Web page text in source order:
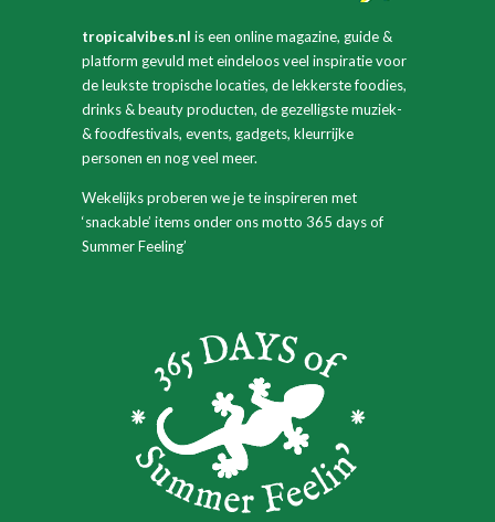
tropicalvibes.nl is een online magazine, guide &
platform gevuld met eindeloos veel inspiratie voor
de leukste tropische locaties, de lekkerste foodies,
drinks & beauty producten, de gezelligste muziek-
& foodfestivals, events, gadgets, kleurrijke
personen en nog veel meer.
Wekelijks proberen we je te inspireren met
‘snackable’ items onder ons motto 365 days of
Summer Feeling’